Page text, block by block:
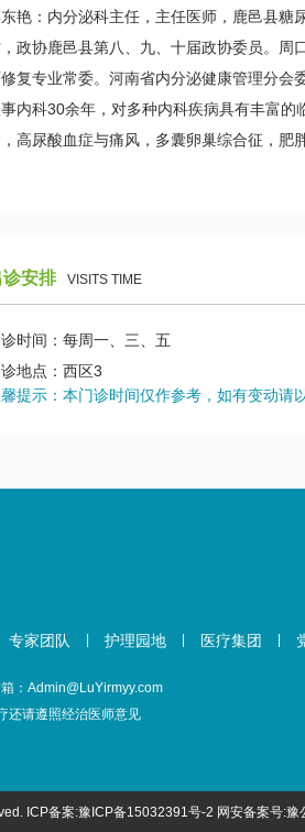
艳：内分泌科主任，主任医师，鹿邑县糖
政协鹿邑县第八、九、十届政协委员。周
复专业常委。河南省内分泌健康管理分会
事内科30余年，对多种内科疾病具有丰富
高尿酸血症与痛风，多囊卵巢综合征，肥
诊安排 VISITS TIME
时间：每周一、三、五
地点：西区3
提示：本门诊时间仅作参考，如有变动请
专家团队 护理园地 医疗集团
：Admin@LuYirmyy.com
还请遵照经治医师意见
ICP备案:豫ICP备15032391号-2 网安备案号:豫